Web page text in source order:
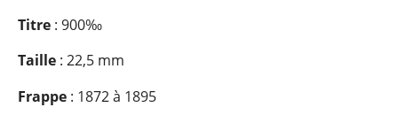
Titre : 900‰
Taille : 22,5 mm
Frappe : 1872 à 1895